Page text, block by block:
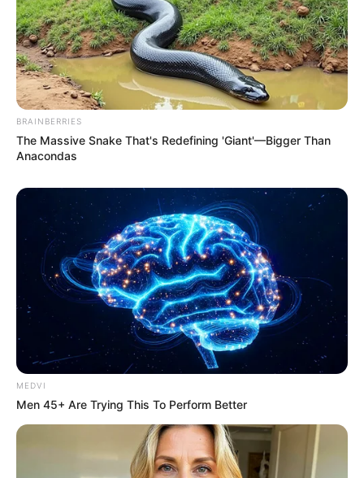
BRAINBERRIES
The Massive Snake That's Redefining 'Giant'—Bigger Than
Anacondas
MEDVI
Men 45+ Are Trying This To Perform Better